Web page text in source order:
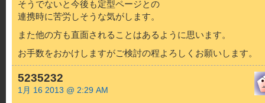
そうでないと今後も定型ページとの
連携時に苦労しそうな気がします。
また他の方も直面されることはあるように思います。
お手数をおかけしますがご検討の程よろしくお願いします。
5235232
1月 16 2013 @ 2:29 AM